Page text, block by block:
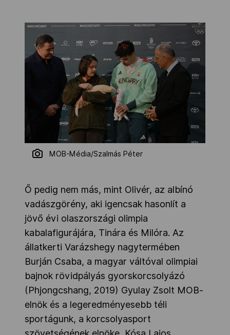
MOB-Média/Szalmás Péter
Ő pedig nem más, mint Olivér, az albínó
vadászgörény, aki igencsak hasonlít a
jövő évi olaszországi olimpia
kabalafigurájára, Tinára és Milóra. Az
állatkerti Varázshegy nagytermében
Burján Csaba, a magyar váltóval olimpiai
bajnok rövidpályás gyorskorcsolyázó
(Phjongcshang, 2019) Gyulay Zsolt MOB-
elnök és a legeredményesebb téli
sportágunk, a korcsolyasport